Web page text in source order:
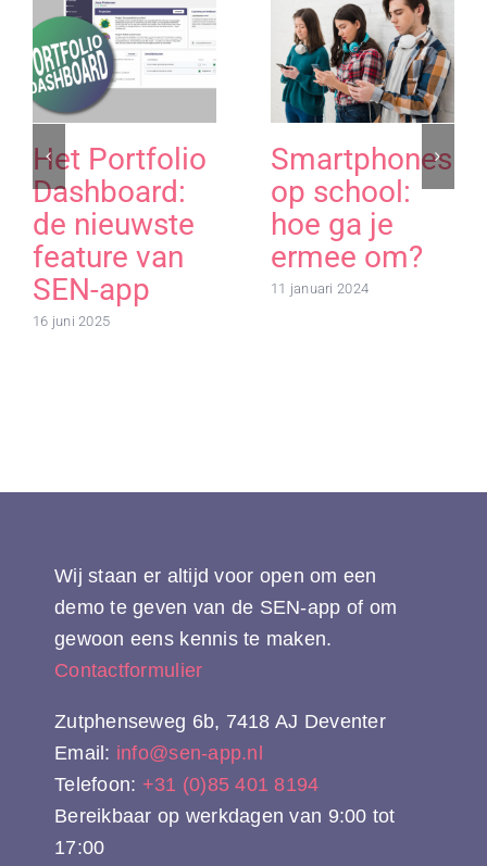
Het Portfolio
Dashboard:
de nieuwste
feature van
SEN-app
16 juni 2025
Smartphones
op school:
hoe ga je
ermee om?
11 januari 2024
Wij staan er altijd voor open om een
demo te geven van de SEN-app of om
gewoon eens kennis te maken.
Contactformulier
Zutphenseweg 6b, 7418 AJ Deventer
Email: info@sen-app.nl
Telefoon: +31 (0)85 401 8194
Bereikbaar op werkdagen van 9:00 tot
17:00